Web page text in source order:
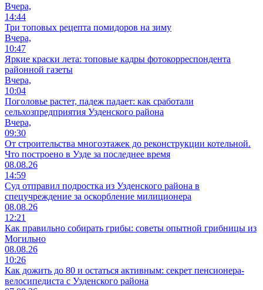
Вчера,
14:44
Три топовых рецепта помидоров на зиму
Вчера,
10:47
Яркие краски лета: топовые кадры фотокорреспондента
районной газеты
Вчера,
10:04
Поголовье растет, падеж падает: как сработали
сельхозпредприятия Узденского района
Вчера,
09:30
От строительства многоэтажек до реконструкции котельной.
Что построено в Узде за последнее время
08.08.26
14:59
Суд отправил подростка из Узденского района в
спецучреждение за оскорбление милиционера
08.08.26
12:21
Как правильно собирать грибы: советы опытной грибницы из
Могильно
08.08.26
10:26
Как дожить до 80 и остаться активным: секрет пенсионера-
велосипедиста с Узденского района